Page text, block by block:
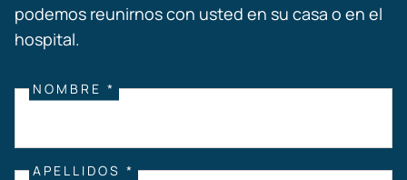
podemos reunirnos con usted en su casa o en el
hospital.
NOMBRE *
APELLIDOS *